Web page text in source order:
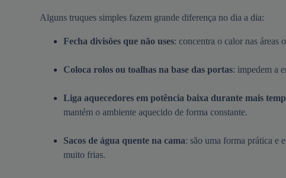
Alguns truques simples fazem grande diferença no dia a dia:
Fecha divisões que não uses: concentra o calor nas áreas
Coloca rolos ou toalhas na base das portas: impedem a
Liga aquecedores em potência baixa durante mais
mantém o ambiente aquecido de forma constante.
Sacos de água quente na cama: são uma forma prática e
muito frias.